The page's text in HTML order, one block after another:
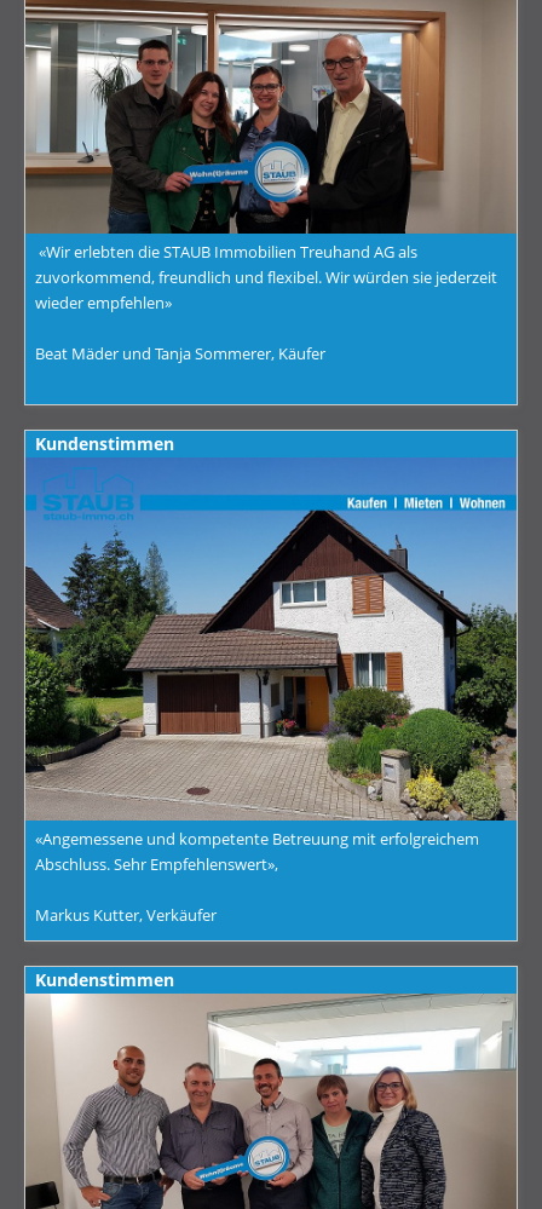
«Wir erlebten die STAUB Immobilien Treuhand AG als
zuvorkommend, freundlich und flexibel. Wir würden sie jederzeit
wieder empfehlen»
Beat Mäder und Tanja Sommerer, Käufer
Kundenstimmen
«Angemessene und kompetente Betreuung mit erfolgreichem
Abschluss. Sehr Empfehlenswert»,
Markus Kutter, Verkäufer
Kundenstimmen